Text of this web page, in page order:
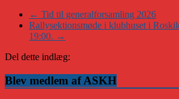
← Tid til generalforsamling 2026
Rallysektionsmøde i klubhuset i
19:00. →
Del dette indlæg:
Blev medlem af ASKH